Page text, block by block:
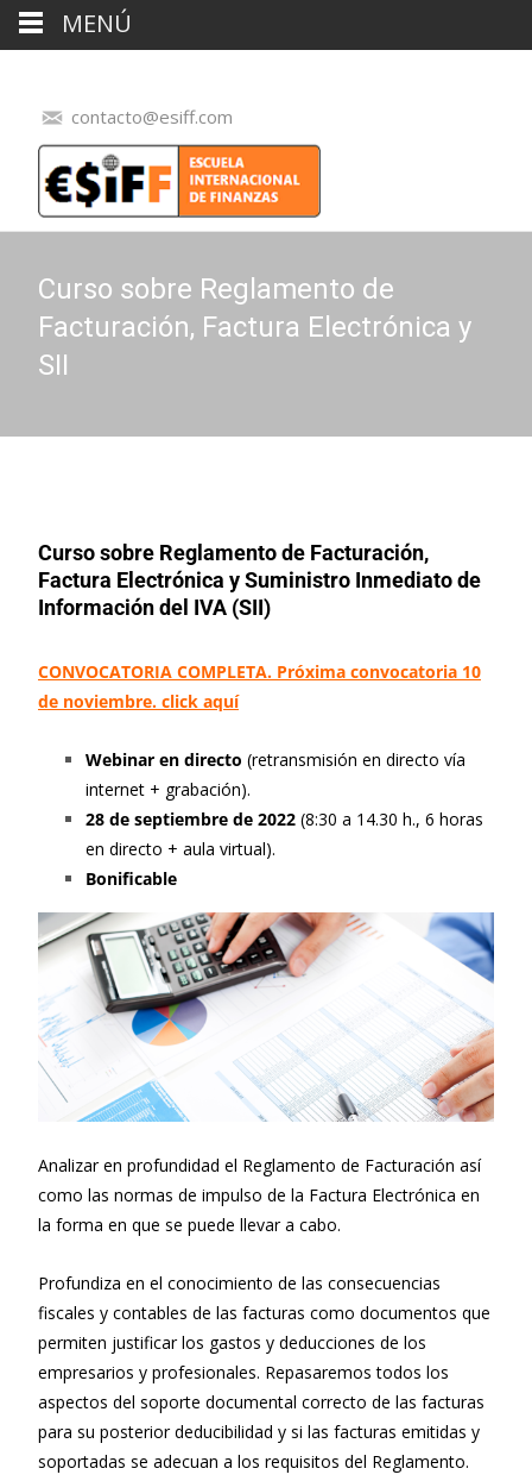
contacto@esiff.com
Curso sobre Reglamento de
Facturación, Factura Electrónica y
SII
Curso sobre Reglamento de Facturación,
Factura Electrónica y Suministro Inmediato de
Información del IVA (SII)
CONVOCATORIA COMPLETA. Próxima convocatoria 10
de noviembre. click aquí
Webinar en directo (retransmisión en directo vía
internet + grabación).
28 de septiembre de 2022 (8:30 a 14.30 h., 6 horas
en directo + aula virtual).
Bonificable
Analizar en profundidad el Reglamento de Facturación así
como las normas de impulso de la Factura Electrónica en
la forma en que se puede llevar a cabo.
Profundiza en el conocimiento de las consecuencias
fiscales y contables de las facturas como documentos que
permiten justificar los gastos y deducciones de los
empresarios y profesionales. Repasaremos todos los
aspectos del soporte documental correcto de las facturas
para su posterior deducibilidad y si las facturas emitidas y
soportadas se adecuan a los requisitos del Reglamento.
MENÚ